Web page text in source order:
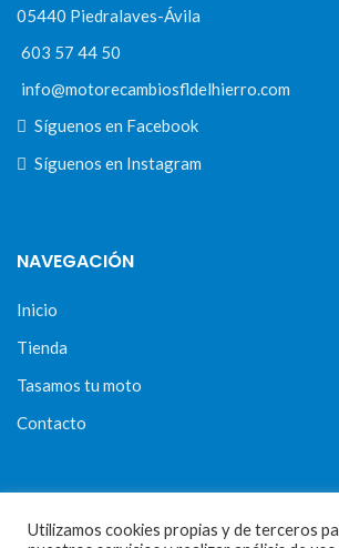
05440 Piedralaves-Ávila
603 57 44 50
info@motorecambiosfldelhierro.com
Síguenos en Facebook
Síguenos en Instagram
NAVEGACIÓN
Inicio
Tienda
Tasamos tu moto
Contacto
Utilizamos cookies propias y de terceros